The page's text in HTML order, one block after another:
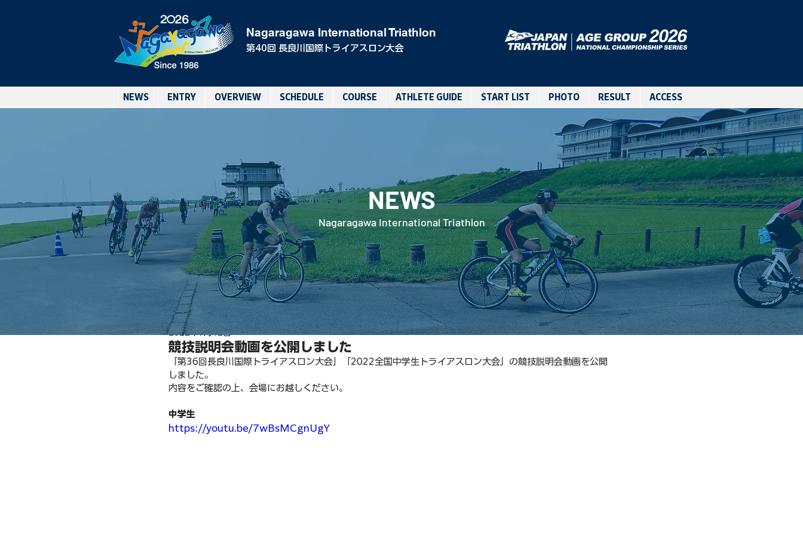
Nagaragawa International Triathlon
第40回 長良川国際トライアスロン大会
NEWS ENTRY OVERVIEW SCHEDULE COURSE ATHLETE GUIDE START LIST PHOTO RESULT ACCESS
競技説明会動画を公開しました
2022年7月12日
「第36回長良川国際トライアスロン大会」「2022全国中学生トライアスロン大会」の競技説明会動画を公開
しました。
内容をご確認の上、会場にお越しください。
中学生
https://youtu.be/7wBsMCgnUgY
NEWS
Nagaragawa International Triathlon